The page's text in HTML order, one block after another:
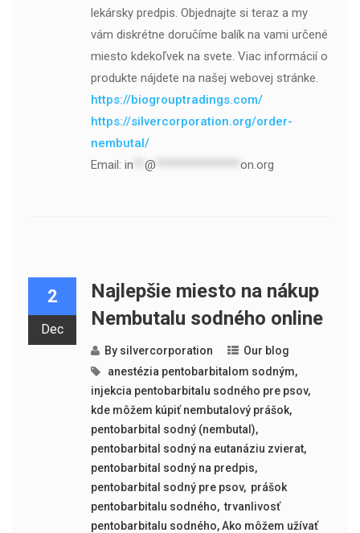
lekársky predpis. Objednajte si teraz a my
vám diskrétne doručíme balík na vami určené
miesto kdekoľvek na svete. Viac informácií o
produkte nájdete na našej webovej stránke.
https://biogrouptradings.com/
https://silvercorporation.org/order-
nembutal/
Email: in @ on.org
2
Dec
Najlepšie miesto na nákup
Nembutalu sodného online
By silvercorporation
Our blog
​​ anestézia pentobarbitalom sodným,
injekcia pentobarbitalu sodného pre psov,
kde môžem kúpiť nembutalový prášok,
pentobarbital sodný (nembutal),
pentobarbital sodný na eutanáziu zvierat,
pentobarbital sodný na predpis,
pentobarbital sodný pre psov, ​​ prášok
pentobarbitalu sodného, ​​ trvanlivosť
pentobarbitalu sodného,Ako môžem užívať